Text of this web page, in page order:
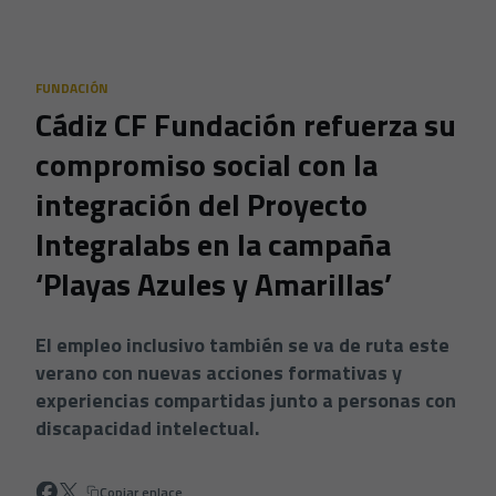
FUNDACIÓN
Cádiz CF Fundación refuerza su
compromiso social con la
integración del Proyecto
Integralabs en la campaña
‘Playas Azules y Amarillas’
El empleo inclusivo también se va de ruta este
verano con nuevas acciones formativas y
experiencias compartidas junto a personas con
discapacidad intelectual.
Copiar enlace